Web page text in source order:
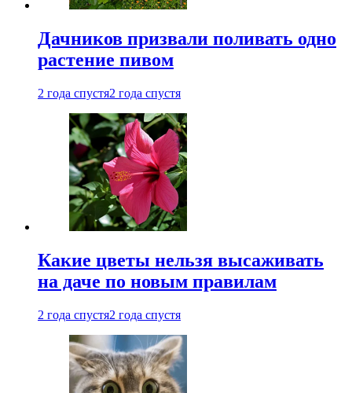
Дачников призвали поливать одно
растение пивом
2 года спустя2 года спустя
Какие цветы нельзя высаживать
на даче по новым правилам
2 года спустя2 года спустя